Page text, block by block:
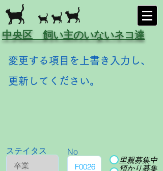
中央区 飼い主のいないネコ達
変更する項目を上書き入力し、
更新してください。
ステイタス No
里親募集中
預かり募集